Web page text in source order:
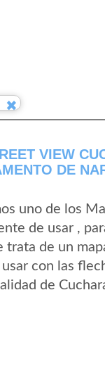
VIEW
DE
uno de los
de usar ,
trata de un
con las
de